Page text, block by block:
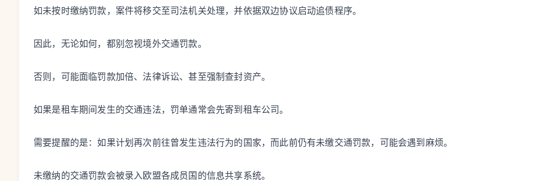
如未按时缴纳罚款，案件将移交至司法机关处理，并依据双边协议启动追债程序。
因此，无论如何，都别忽视境外交通罚款。
否则，可能面临罚款加倍、法律诉讼、甚至强制查封资产。
如果是租车期间发生的交通违法，罚单通常会先寄到租车公司。
需要提醒的是：如果计划再次前往曾发生违法行为的国家，而此前仍有未缴交通罚款，可能会遇到麻烦。
未缴纳的交通罚款会被录入欧盟各成员国的信息共享系统。